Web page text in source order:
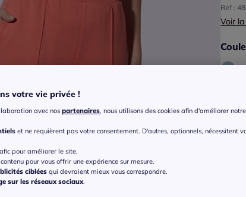
Réf :
Voir
votre vie privée !
avec nos partenaires, nous utilisons des cookies afin d'améliorer
et ne requièrent pas votre consentement. D'autres, optionnels, nécessitent
pour améliorer le site.
pour vous offrir une expérience sur mesure.
ciblées qui devraient mieux vous correspondre.
sur les réseaux sociaux.